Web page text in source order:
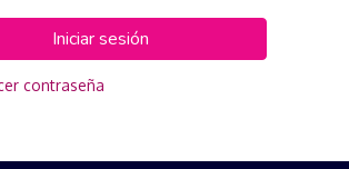
Iniciar sesión
contraseña